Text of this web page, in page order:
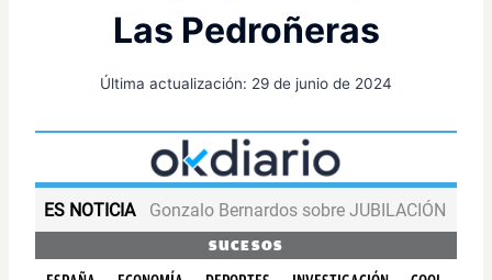
Las Pedroñeras
Última actualización: 29 de junio de 2024